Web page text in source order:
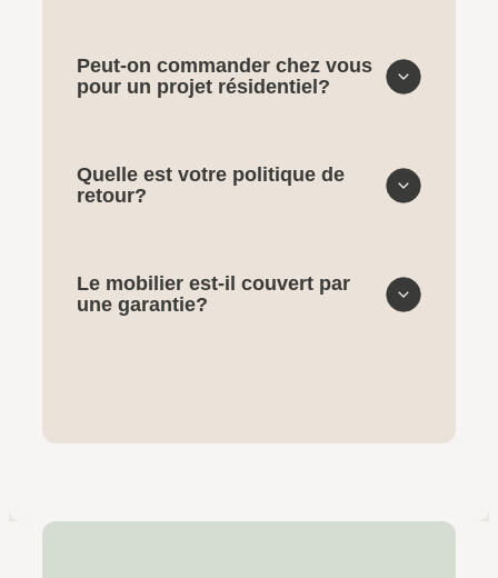
Peut-on commander chez vous
pour un projet résidentiel?
Quelle est votre politique de
retour?
Le mobilier est-il couvert par
une garantie?